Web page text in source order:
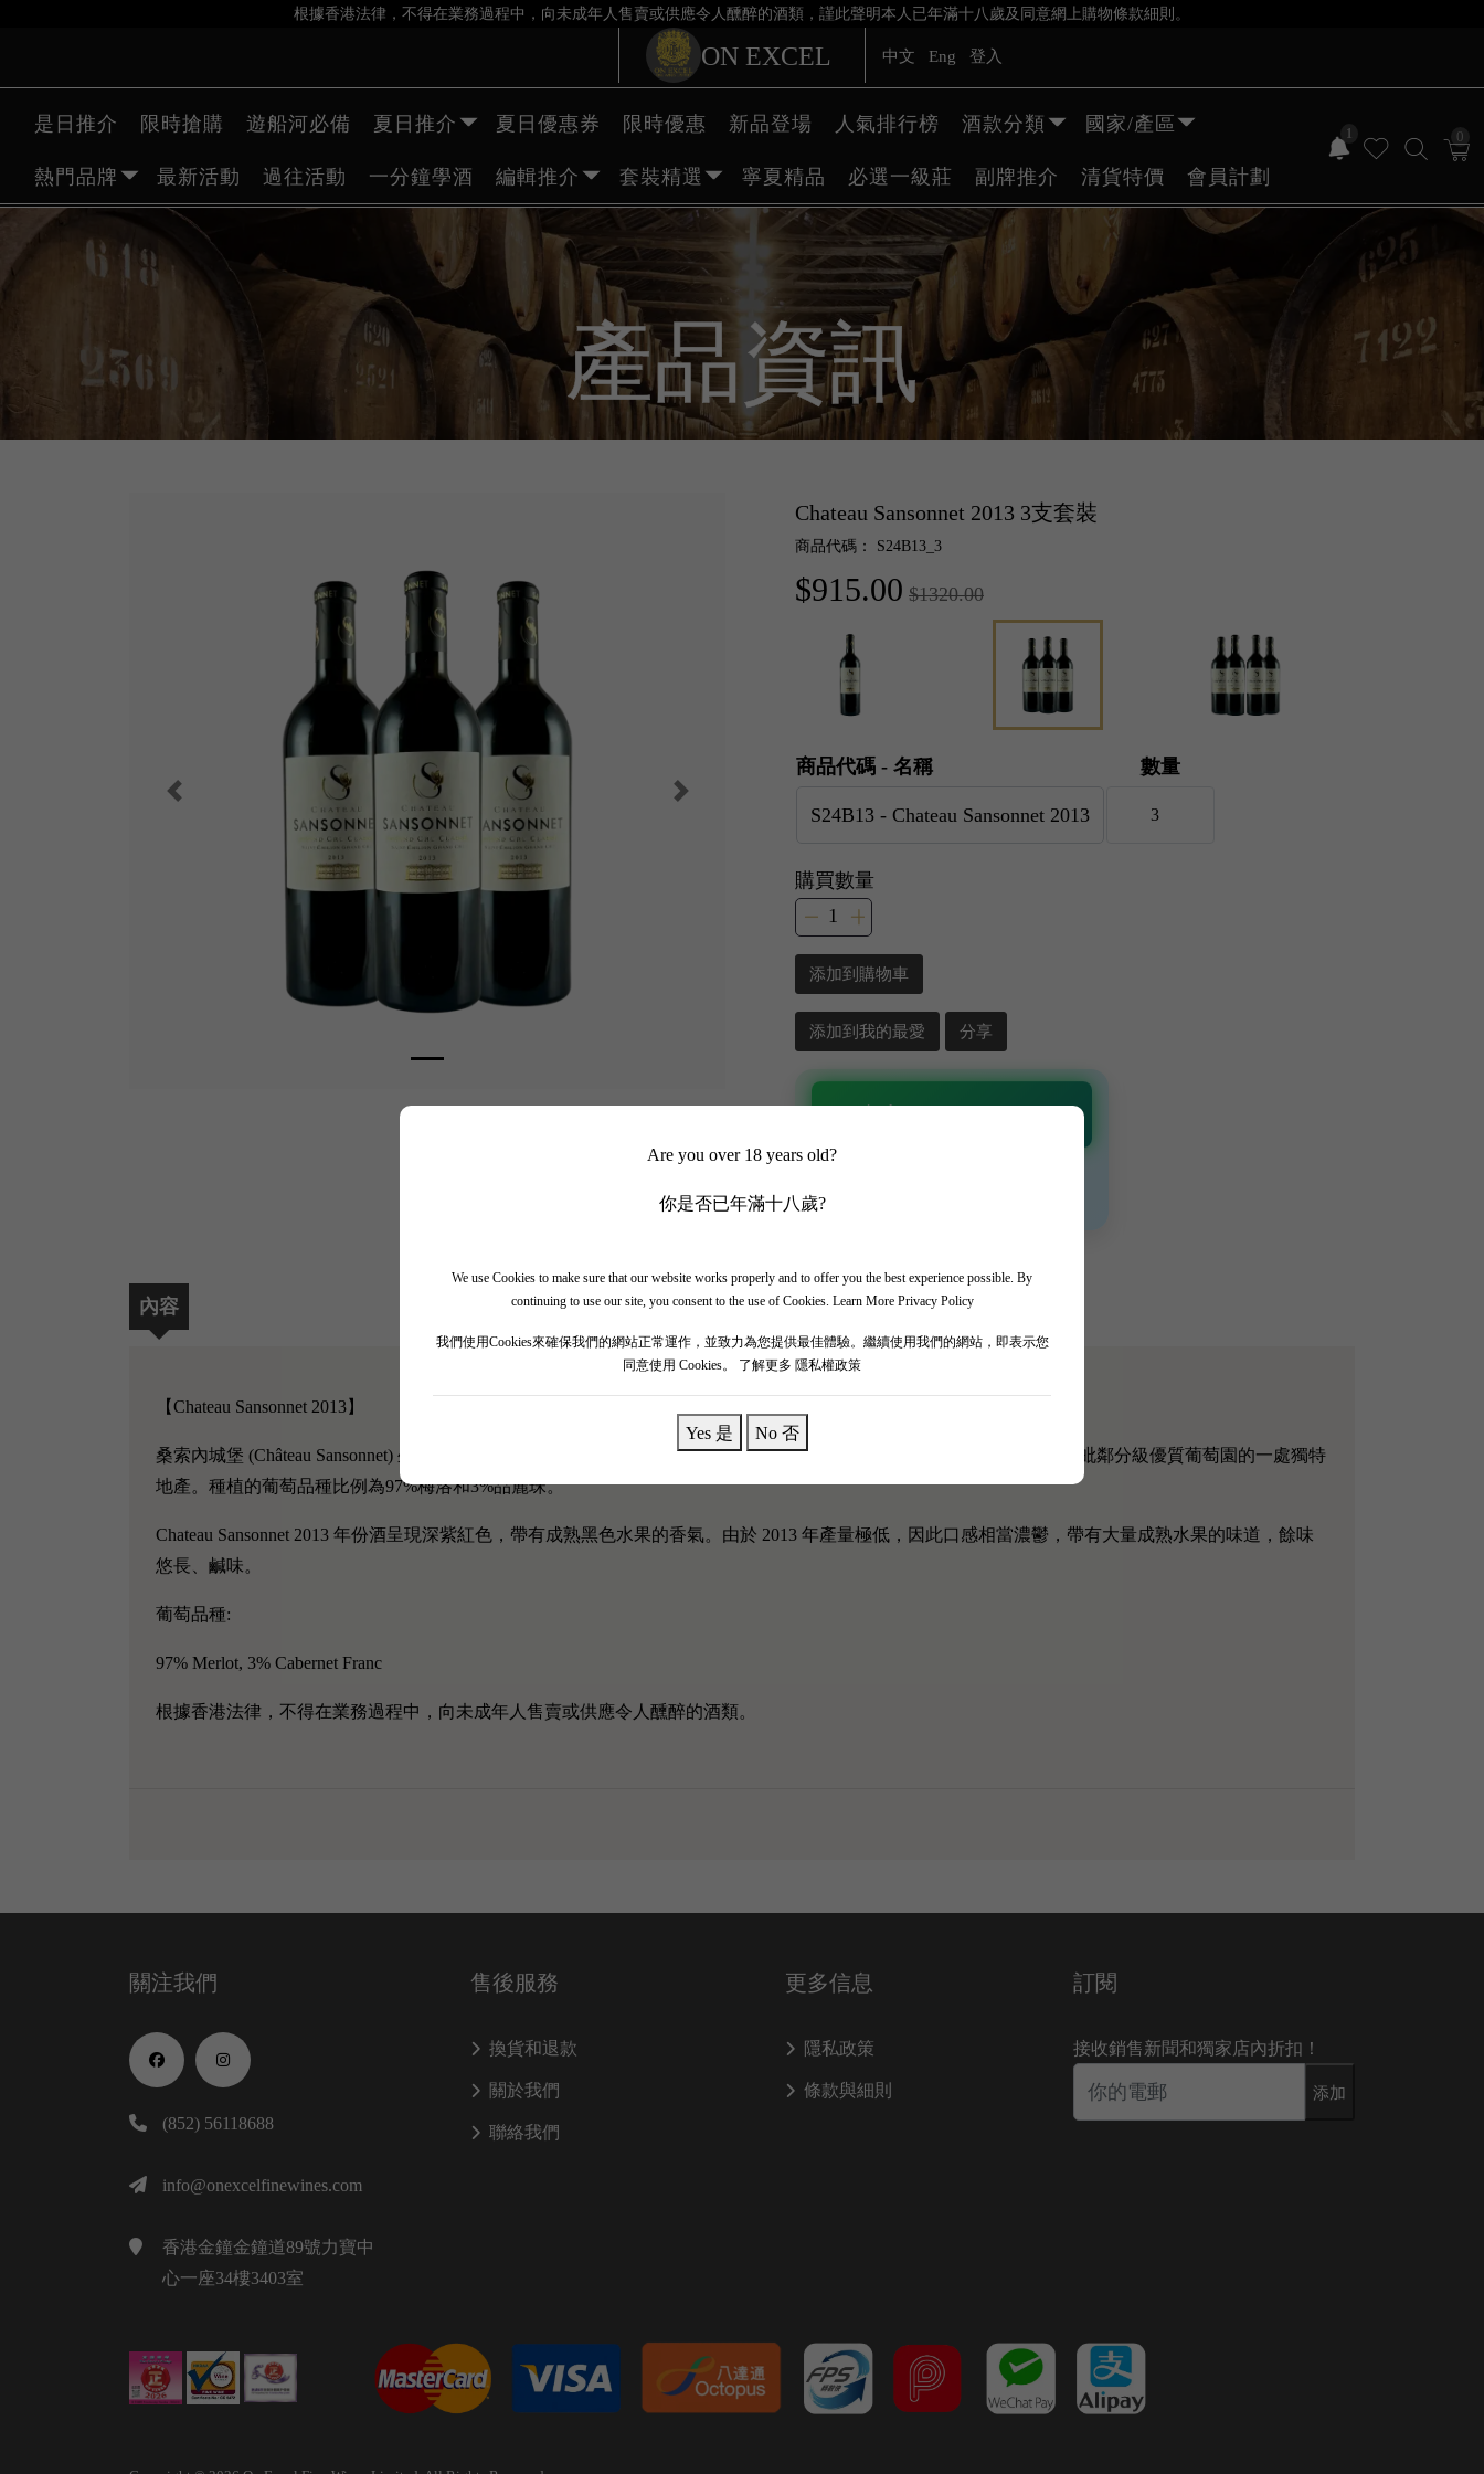
根據香港法律，不得在業務過程中，向未成年人售賣或供應令人醺醉的酒類，謹此聲明本人已年滿十八歲及同意網上購物條款細則。
ON EXCEL 中文 Eng 登入
1 0
是日推介 限時搶購 遊船河必備 夏日推介 夏日優惠券 限時優惠 新品登場 人氣排行榜 酒款分類 國家/產區
熱門品牌 最新活動 過往活動 一分鐘學酒 編輯推介 套裝精選 寧夏精品 必選一級莊 副牌推介 清貨特價 會員計劃
Are you over 18 years old?
你是否已年滿十八歲?
We use Cookies to make sure that our website works properly and to offer you the best experience possible. By
continuing to use our site, you consent to the use of Cookies. Learn More Privacy Policy
我們使用Cookies來確保我們的網站正常運作，並致力為您提供最佳體驗。繼續使用我們的網站，即表示您
同意使用 Cookies。 了解更多 隱私權政策
Yes 是 No 否
產品資訊
Chateau Sansonnet 2013 3支套裝
商品代碼： S24B13_3
$915.00 $1320.00
商品代碼 - 名稱 數量
購買數量
添加到購物車
添加到我的最愛 分享
🎁 即刻接收限時優惠、獨家驚喜💥
內容
【Chateau Sansonnet 2013】
桑索內城堡 (Château Sansonnet) 坐落在聖艾米隆 (Saint-Émilion) 獨特的黏土石灰岩高原的最高點。葡萄園佔地 7 公頃，是毗鄰分級優質葡萄園的一處獨特
地產。種植的葡萄品種比例為97%梅洛和3%品麗珠。
Chateau Sansonnet 2013 年份酒呈現深紫紅色，帶有成熟黑色水果的香氣。由於 2013 年產量極低，因此口感相當濃鬱，帶有大量成熟水果的味道，餘味
悠長、鹹味。
葡萄品種:
97% Merlot, 3% Cabernet Franc
根據香港法律，不得在業務過程中，向未成年人售賣或供應令人醺醉的酒類。
關注我們
(852) 56118688
info@onexcelfinewines.com
香港金鐘金鐘道89號力寶中
心一座34樓3403室
售後服務
換貨和退款
關於我們
聯絡我們
更多信息
隱私政策
條款與細則
訂閱
接收銷售新聞和獨家店內折扣！
添加